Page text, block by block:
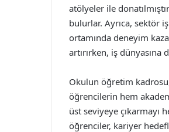
atölyeler ile
bulurlar. Ayrıca, sektör
ortamında deneyim
artırırken, iş dünyasına
Okulun öğretim
öğrencilerin hem
üst seviyeye çıkarmayı
öğrenciler, kariyer